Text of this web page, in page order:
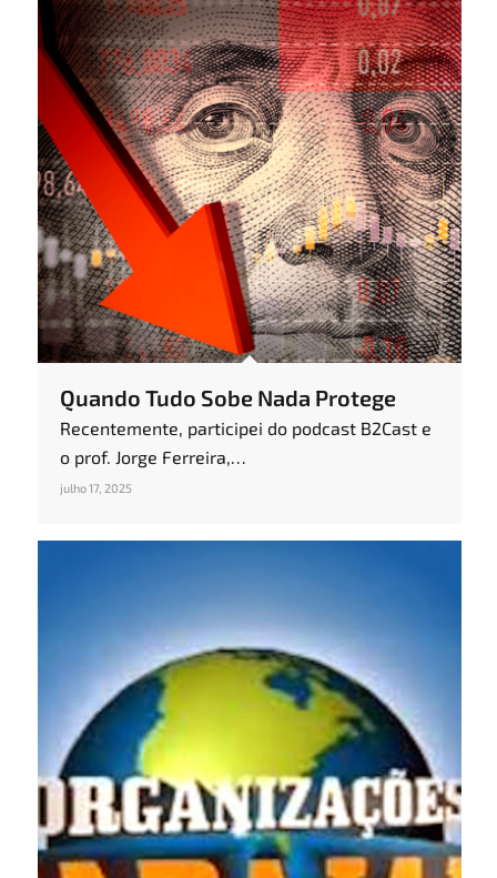
Quando Tudo Sobe Nada Protege
Recentemente, participei do podcast B2Cast e
o prof. Jorge Ferreira,…
julho 17, 2025